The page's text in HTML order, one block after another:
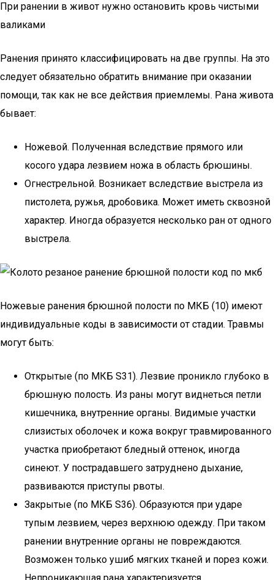
При ранении в живот нужно остановить кровь чистыми
валиками
Ранения принято классифицировать на две группы. На это
следует обязательно обратить внимание при оказании
помощи, так как не все действия приемлемы. Рана живота
бывает:
Ножевой. Полученная вследствие прямого или
косого удара лезвием ножа в область брюшины.
Огнестрельной. Возникает вследствие выстрела из
пистолета, ружья, дробовика. Может иметь сквозной
характер. Иногда образуется несколько ран от одного
выстрела.
Ножевые ранения брюшной полости по МКБ (10) имеют
индивидуальные коды в зависимости от стадии. Травмы
могут быть:
Открытые (по МКБ S31). Лезвие проникло глубоко в
брюшную полость. Из раны могут виднеться петли
кишечника, внутренние органы. Видимые участки
слизистых оболочек и кожа вокруг травмированного
участка приобретают бледный оттенок, иногда
синеют. У пострадавшего затруднено дыхание,
развиваются приступы рвоты.
Закрытые (по МКБ S36). Образуются при ударе
тупым лезвием, через верхнюю одежду. При таком
ранении внутренние органы не повреждаются.
Возможен только ушиб мягких тканей и порез кожи.